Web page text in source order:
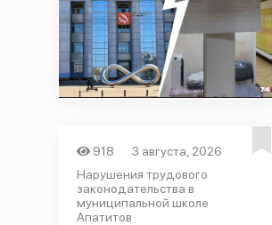
918
3 августа, 2026
Нарушения трудового
законодательства в
муниципальной школе
Апатитов